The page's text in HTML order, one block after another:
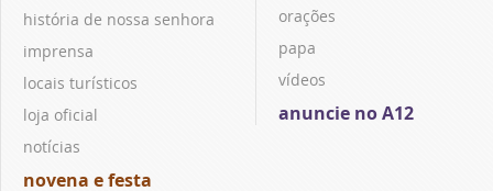
história de nossa senhora
imprensa
locais turísticos
loja oficial
notícias
novena e festa
orações
papa
vídeos
anuncie no A12